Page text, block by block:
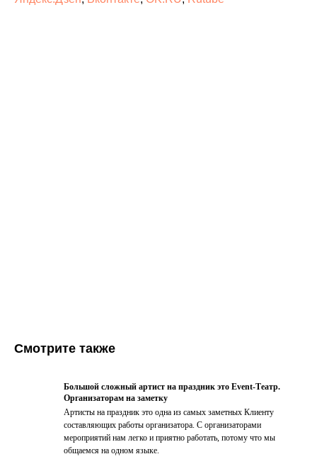
Смотрите также
Большой сложный артист на праздник это Event-Театр.
Организаторам на заметку
Артисты на праздник это одна из самых заметных Клиенту
составляющих работы организатора. С организаторами
мероприятий нам легко и приятно работать, потому что мы
общаемся на одном языке.